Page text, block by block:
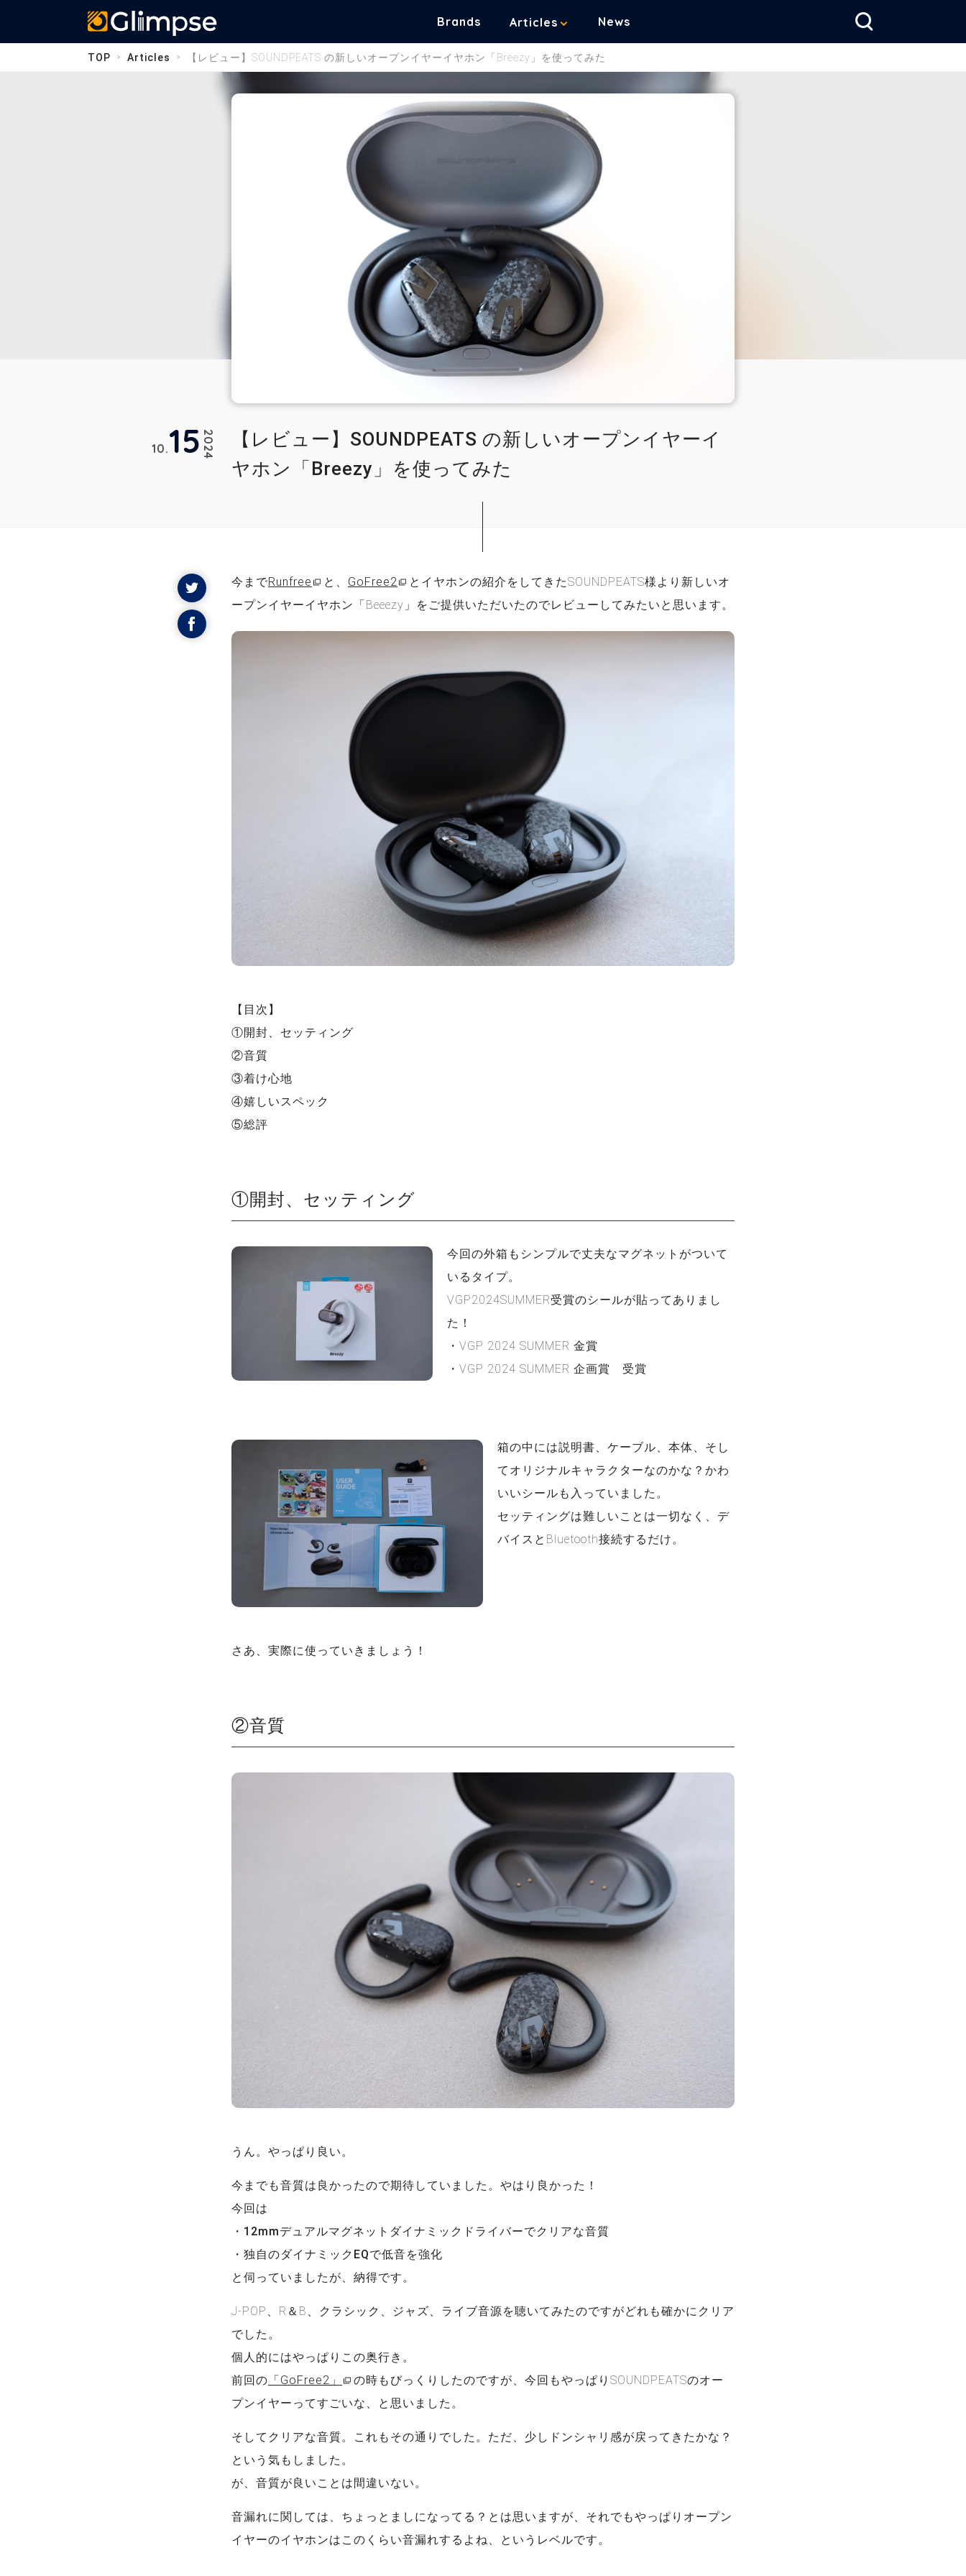
Brands Articles News
TOP Articles 【レビュー】SOUNDPEATS の新しいオープンイヤーイヤホン「Breezy」を使ってみた
【レビュー】SOUNDPEATS の新しいオープンイヤーイ
ヤホン「Breezy」を使ってみた
2024
10 15
今までRunfree と、 GoFree2
とイヤホンの紹介をしてきたSOUNDPEATS様より新しいオ
ープンイヤーイヤホン「Beeezy」をご提供いただいたのでレビューしてみたいと思います。
【目次】
①開封、セッティング
②音質
③着け心地
④嬉しいスペック
⑤総評
①開封、セッティング
今回の外箱もシンプルで丈夫なマグネットがついて
いるタイプ。
VGP2024SUMMER受賞のシールが貼ってありまし
た！
・VGP 2024 SUMMER 金賞
・VGP 2024 SUMMER 企画賞 受賞
箱の中には説明書、ケーブル、本体、そし
てオリジナルキャラクターなのかな？かわ
いいシールも入っていました。
セッティングは難しいことは一切なく、デ
バイスとBluetooth接続するだけ。
さあ、実際に使っていきましょう！
②音質
うん。やっぱり良い。
今までも音質は良かったので期待していました。やはり良かった！
今回は
・12mmデュアルマグネットダイナミックドライバーでクリアな音質
・独自のダイナミックEQで低音を強化
と伺っていましたが、納得です。
J-POP、R＆B、クラシック、ジャズ、ライブ音源を聴いてみたのですがどれも確かにクリア
でした。
個人的にはやっぱりこの奥行き。
前回の 「GoFree2」
の時もびっくりしたのですが、今回もやっぱりSOUNDPEATSのオー
プンイヤーってすごいな、と思いました。
そしてクリアな音質。これもその通りでした。ただ、少しドンシャリ感が戻ってきたかな？
という気もしました。
が、音質が良いことは間違いない。
音漏れに関しては、ちょっとましになってる？とは思いますが、それでもやっぱりオープン
イヤーのイヤホンはこのくらい音漏れするよね、というレベルです。